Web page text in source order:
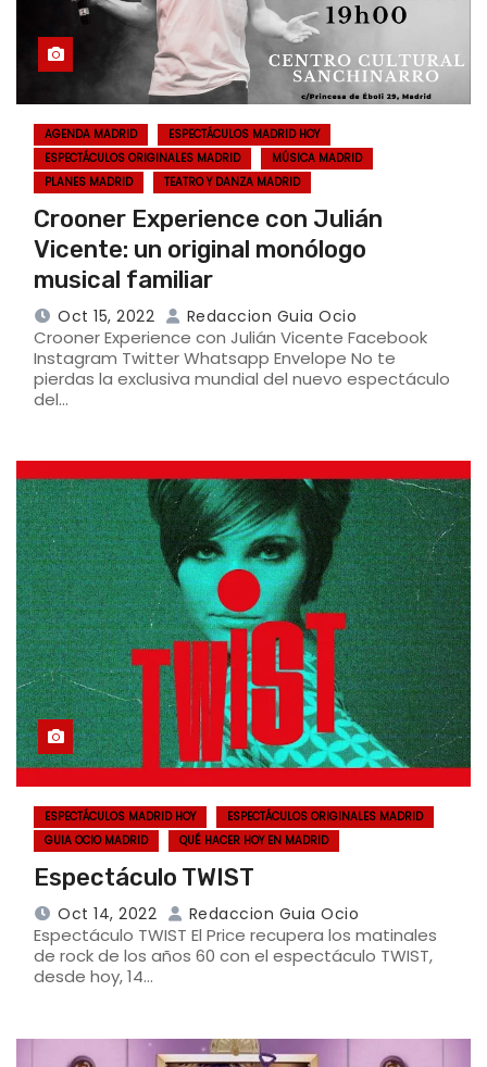
AGENDA MADRID
ESPECTÁCULOS MADRID HOY
ESPECTÁCULOS ORIGINALES MADRID
MÚSICA MADRID
PLANES MADRID
TEATRO Y DANZA MADRID
Crooner Experience con Julián
Vicente: un original monólogo
musical familiar
Oct 15, 2022 Redaccion Guia Ocio
Crooner Experience con Julián Vicente Facebook
Instagram Twitter Whatsapp Envelope No te
pierdas la exclusiva mundial del nuevo espectáculo
del…
ESPECTÁCULOS MADRID HOY
ESPECTÁCULOS ORIGINALES MADRID
GUIA OCIO MADRID
QUÉ HACER HOY EN MADRID
Espectáculo TWIST
Oct 14, 2022 Redaccion Guia Ocio
Espectáculo TWIST El Price recupera los matinales
de rock de los años 60 con el espectáculo TWIST,
desde hoy, 14…